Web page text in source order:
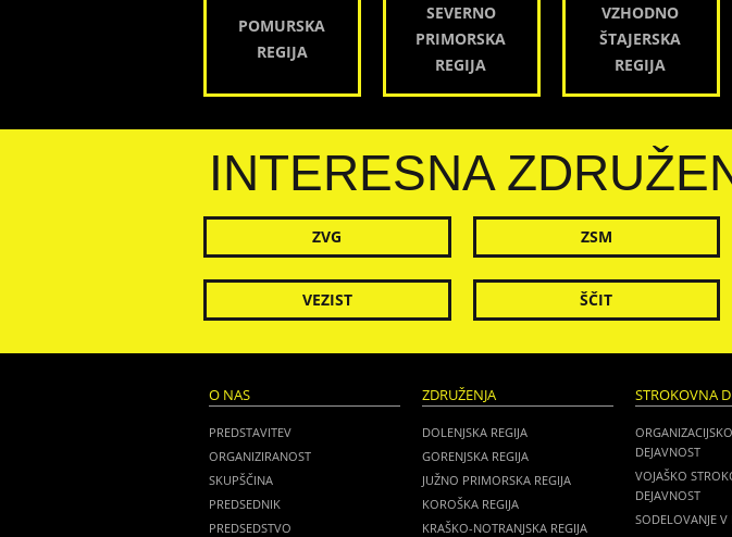
POMURSKA
REGIJA
SEVERNO
PRIMORSKA
REGIJA
VZHODNO
ŠTAJERSKA
REGIJA
INTERESNA
ZVG ZSM
VEZIST ŠČIT
O NAS
PREDSTAVITEV
ORGANIZIRANOST
SKUPŠČINA
PREDSEDNIK
PREDSEDSTVO
ZDRUŽENJA
DOLENJSKA REGIJA
GORENJSKA REGIJA
JUŽNO PRIMORSKA REGIJA
KOROŠKA REGIJA
KRAŠKO-NOTRANJSKA REGIJA
STROKOVNA
DEJAVNOST
VOJAŠKO
DEJAVNOST
SODELOVANJE V